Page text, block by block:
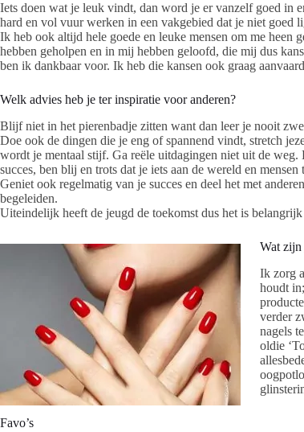
Iets doen wat je leuk vindt, dan word je er vanzelf goed in
hard en vol vuur werken in een vakgebied dat je niet goed
Ik heb ook altijd hele goede en leuke mensen om me heen
hebben geholpen en in mij hebben geloofd, die mij dus
ben ik dankbaar voor. Ik heb die kansen ook graag
Welk advies heb je ter inspiratie voor anderen?
Blijf niet in het pierenbadje zitten want dan leer je nooit
Doe ook de dingen die je eng of spannend vindt, stretch
wordt je mentaal stijf. Ga reële uitdagingen niet uit de weg.
succes, ben blij en trots dat je iets aan de wereld en mensen
Geniet ook regelmatig van je succes en deel het met
begeleiden.
Uiteindelijk heeft de jeugd de toekomst dus het is
Wat zijn
Ik zorg
houdt
verder
nagels
oldie
Favo’s